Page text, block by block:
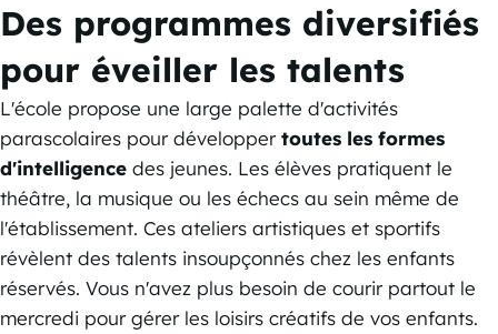
Des programmes diversifiés
pour éveiller les talents
L'école propose une large palette d'activités
parascolaires pour développertoutes les formes
d'intelligence des jeunes. Les élèves pratiquent le
théâtre, la musique ou les échecs au sein même de
l'établissement. Ces ateliers artistiques et sportifs
révèlent des talents insoupçonnés chez les enfants
réservés. Vous n'avez plus besoin de courir partout le
mercredi pour gérer les loisirs créatifs de vos enfants.